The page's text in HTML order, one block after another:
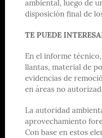
ambiental, luego de
disposición final de
TE PUEDE
En el informe
llantas, material de
evidencias de
en áreas no
La autoridad
aprovechamiento
Con base en estos